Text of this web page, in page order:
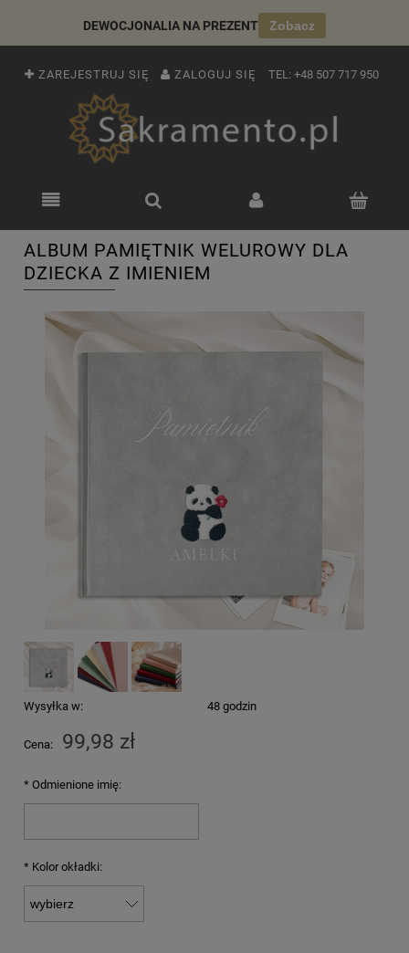
DEWOCJONALIA NA PREZENT Zobacz
ZAREJESTRUJ SIĘ ZALOGUJ SIĘ TEL: +48 507 717 950
ALBUM PAMIĘTNIK WELUROWY DLA
DZIECKA Z IMIENIEM
Wysyłka w: 48 godzin
Cena: 99,98 zł
* Odmienione imię:
* Kolor okładki: